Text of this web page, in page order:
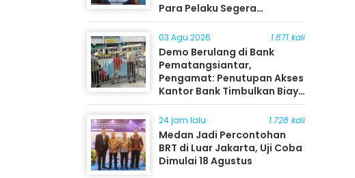
Para Pelaku Segera
Ditangkap
03 Agu 2026 1.871 kali
Demo Berulang di Bank
Pematangsiantar,
Pengamat: Penutupan Akses
Kantor Bank Timbulkan Biaya
Ekonomi bagi Masyarakat
24 jam lalu 1.728 kali
Medan Jadi Percontohan
BRT di Luar Jakarta, Uji Coba
Dimulai 18 Agustus